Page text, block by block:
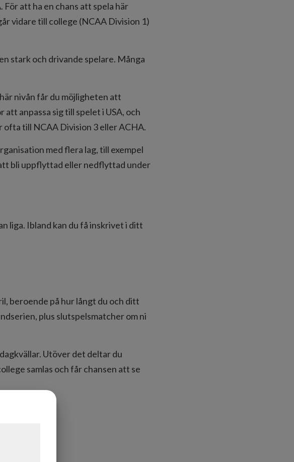
att ha en chans att spela här
vidare till college (NCAA Division 1)
stark och drivande spelare. Många
nivån får du möjligheten att
anpassa sig till spelet i USA, och
ofta till NCAA Division 3 eller ACHA.
med flera lag, till exempel
bli uppflyttad eller nedflyttad under
liga. Ibland kan du få inskrivet i ditt
beroende på hur långt du och ditt
plus slutspelsmatcher om ni
Utöver det deltar du
samlas och får chansen att se